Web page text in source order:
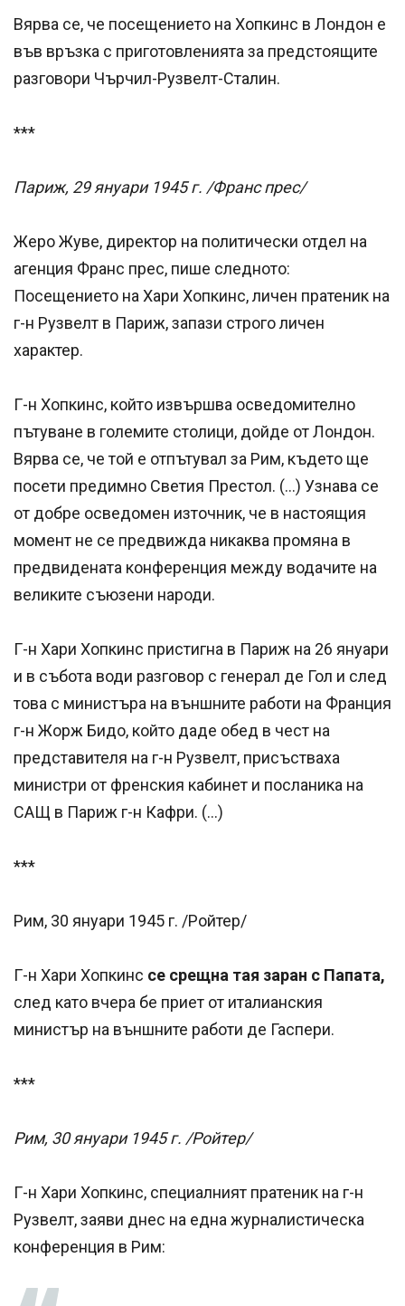
Вярва се, че посещението на Хопкинс в Лондон е
във връзка с приготовленията за предстоящите
разговори Чърчил-Рузвелт-Сталин.
***
Париж, 29 януари 1945 г. /Франс прес/
Жеро Жуве, директор на политически отдел на
агенция Франс прес, пише следното:
Посещението на Хари Хопкинс, личен пратеник на
г-н Рузвелт в Париж, запази строго личен
характер.
Г-н Хопкинс, който извършва осведомително
пътуване в големите столици, дойде от Лондон.
Вярва се, че той е отпътувал за Рим, където ще
посети предимно Светия Престол. (…) Узнава се
от добре осведомен източник, че в настоящия
момент не се предвижда никаква промяна в
предвидената конференция между водачите на
великите съюзени народи.
Г-н Хари Хопкинс пристигна в Париж на 26 януари
и в събота води разговор с генерал де Гол и след
това с министъра на външните работи на Франция
г-н Жорж Бидо, който даде обед в чест на
представителя на г-н Рузвелт, присъстваха
министри от френския кабинет и посланика на
САЩ в Париж г-н Кафри. (…)
***
Рим, 30 януари 1945 г. /Ройтер/
Г-н Хари Хопкинс се срещна тая заран с Папата,
след като вчера бе приет от италианския
министър на външните работи де Гаспери.
***
Рим, 30 януари 1945 г. /Ройтер/
Г-н Хари Хопкинс, специалният пратеник на г-н
Рузвелт, заяви днес на една журналистическа
конференция в Рим: